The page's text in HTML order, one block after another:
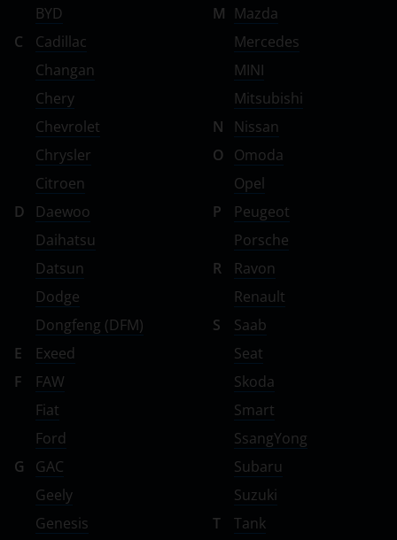
BYD
C
Cadillac
Changan
Chery
Chevrolet
Chrysler
Citroen
D
Daewoo
Daihatsu
Datsun
Dodge
Dongfeng (DFM)
E
Exeed
F
FAW
Fiat
Ford
G
GAC
Geely
Genesis
M Mazda
Mercedes
MINI
Mitsubishi
N
Nissan
O
Omoda
Opel
P
Peugeot
Porsche
R
Ravon
Renault
S
Saab
Seat
Skoda
Smart
SsangYong
Subaru
Suzuki
T
Tank